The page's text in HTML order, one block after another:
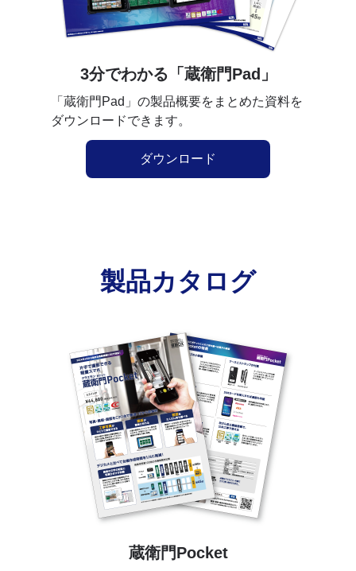
3分でわかる「蔵衛門Pad」
「蔵衛門Pad」の製品概要をまとめた資料を
ダウンロードできます。
ダウンロード
製品カタログ
蔵衛門Pocket